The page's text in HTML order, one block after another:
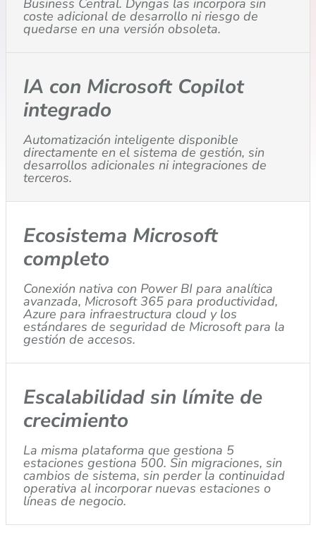
Business Central. Dyngas las incorpora sin
coste adicional de desarrollo ni riesgo de
quedarse en una versión obsoleta.
IA con Microsoft Copilot
integrado
Automatización inteligente disponible
directamente en el sistema de gestión, sin
desarrollos adicionales ni integraciones de
terceros.
Ecosistema Microsoft
completo
Conexión nativa con Power BI para analítica
avanzada, Microsoft 365 para productividad,
Azure para infraestructura cloud y los
estándares de seguridad de Microsoft para la
gestión de accesos.
Escalabilidad sin límite de
crecimiento
La misma plataforma que gestiona 5
estaciones gestiona 500. Sin migraciones, sin
cambios de sistema, sin perder la continuidad
operativa al incorporar nuevas estaciones o
líneas de negocio.